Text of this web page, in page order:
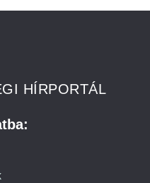
HÍRPORTÁL